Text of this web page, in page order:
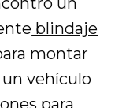
blindaje
montar
vehículo